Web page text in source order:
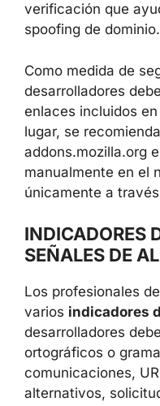
verificación que
spoofing de dominio.
Como medida de
desarrolladores
enlaces incluidos
lugar, se
addons.mozilla.org
manualmente en el
únicamente a
INDICADORES
SEÑALES DE
Los profesionales
varios indicadores
desarrolladores
ortográficos o
comunicaciones,
alternativos,